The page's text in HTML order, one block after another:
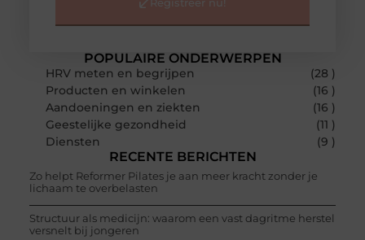
POPULAIRE ONDERWERPEN
HRV meten en begrijpen
(28 )
Producten en winkelen
(16 )
Aandoeningen en ziekten
(16 )
Geestelijke gezondheid
(11 )
Diensten
(9 )
RECENTE BERICHTEN
Zo helpt Reformer Pilates je aan meer kracht zonder je
lichaam te overbelasten
Structuur als medicijn: waarom een vast dagritme herstel
versnelt bij jongeren
Registreer nu!